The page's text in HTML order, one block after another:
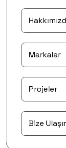
Markalar
Projeler
Bize